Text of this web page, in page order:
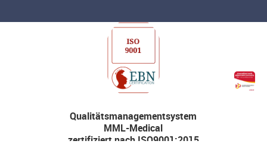
Qualitätsmanagementsystem
MML-Medical
zertifiziert nach ISO9001:2015